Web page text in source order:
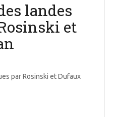
landes
et
par Rosinski et Dufaux